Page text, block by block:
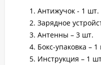
Антижучок - 1 шт.
Зарядное
Антенны – 3 шт.
Бокс-упаковка – 1
Инструкция – 1